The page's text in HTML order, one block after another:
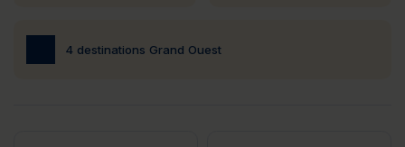
4 destinations Grand Ouest